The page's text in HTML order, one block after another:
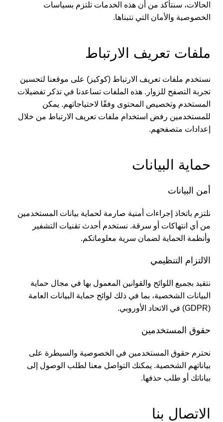
الحالات، سنتأكد من أن هذه الخدمات تلتزم بسياسات
الخصوصية والأمان التي نتبناها.
ملفات تعريف الارتباط
نستخدم ملفات تعريف الارتباط (كوكيز) على موقعنا لتحسين
تجربة التصفح للزوار. هذه الملفات تساعدنا في تذكر تفضيلات
المستخدم وتخصيص المحتوى وفقًا لاحتياجاتهم. يمكن
للمستخدمين رفض استخدام ملفات تعريف الارتباط من خلال
إعدادات متصفحهم.
حماية البيانات
أمن البيانات
نلتزم باتخاذ إجراءات أمنية صارمة لحماية بيانات المستخدمين
من أي انتهاكات أو سرقة. نستخدم أحدث تقنيات التشفير
وأنظمة الحماية لضمان سرية معلوماتكم.
الالتزام التنظيمي
نتقيد بجميع اللوائح والقوانين المعمول بها في مجال حماية
البيانات الشخصية، بما في ذلك لوائح حماية البيانات العامة
(GDPR) في الاتحاد الأوروبي.
حقوق المستخدمين
نحترم حقوق المستخدمين في الخصوصية والسيطرة على
بياناتهم الشخصية. يمكنك التواصل معنا لطلب الوصول إلى
بياناتك أو طلب حذفها.
الاتصال بنا